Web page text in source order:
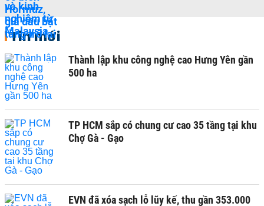
Tin mới
Thành lập khu công nghệ cao Hưng Yên gần
500 ha
TP HCM sắp có chung cư cao 35 tầng tại khu
Chợ Gà - Gạo
EVN đã xóa sạch lỗ lũy kế, thu gần 353.000